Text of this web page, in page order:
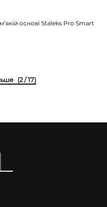
основі Staleks Pro Smart
(2 / 17)